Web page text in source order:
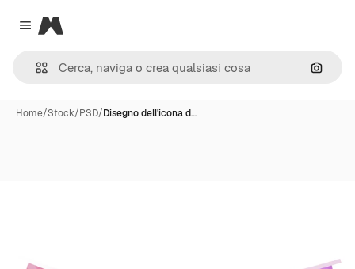
Close menu
Magnific
Cerca
Home/Stock/PSD/Disegno dell'icona d…